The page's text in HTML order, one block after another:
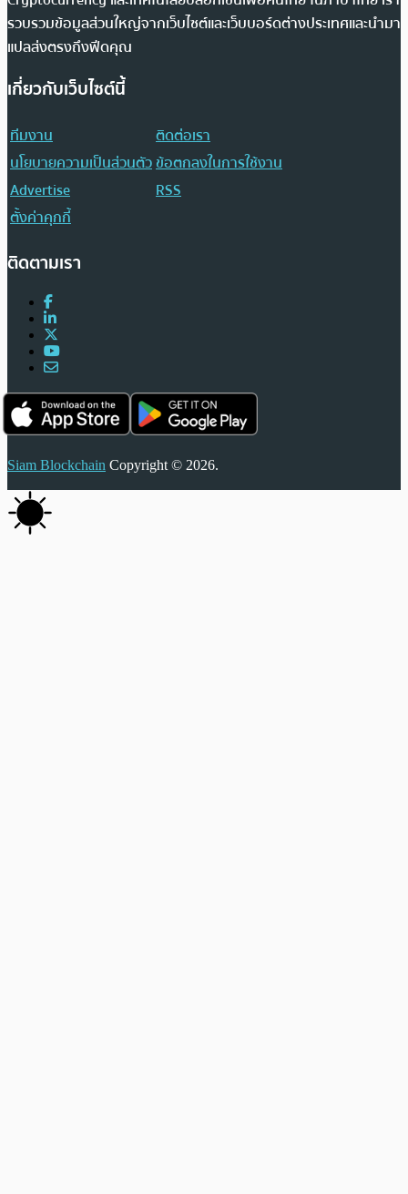
รวบรวมข้อมูลส่วนใหญ่จากเว็บไซต์และเว็บบอร์ดต่างประเทศและนำมา
แปลส่งตรงถึงฟีดคุณ
เกี่ยวกับเว็บไซต์นี้
ทีมงาน
ติดต่อเรา
นโยบายความเป็นส่วนตัวข้อตกลงในการใช้งาน
Advertise
RSS
ตั้งค่าคุกกี้
ติดตามเรา
Siam Blockchain Copyright © 2026.